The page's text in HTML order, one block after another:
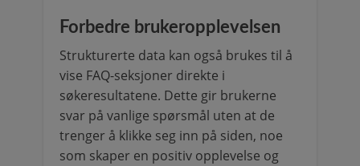
Forbedre brukeropplevelsen
Strukturerte data kan også brukes til å
vise FAQ-seksjoner direkte i
søkeresultatene. Dette gir brukerne
svar på vanlige spørsmål uten at de
trenger å klikke seg inn på siden, noe
som skaper en positiv opplevelse og